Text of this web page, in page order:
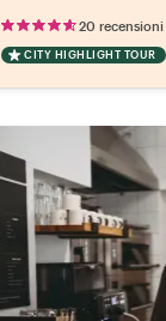
20 recensioni
CITY HIGHLIGHT TOUR